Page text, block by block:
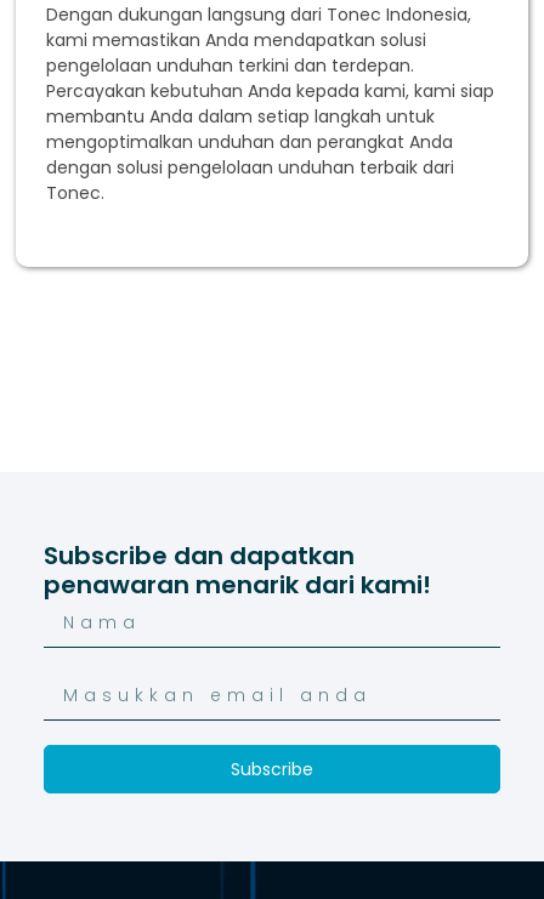
Dengan dukungan langsung dari Tonec Indonesia,
kami memastikan Anda mendapatkan solusi
pengelolaan unduhan terkini dan terdepan.
Percayakan kebutuhan Anda kepada kami, kami siap
membantu Anda dalam setiap langkah untuk
mengoptimalkan unduhan dan perangkat Anda
dengan solusi pengelolaan unduhan terbaik dari
Tonec.
Subscribe dan dapatkan
penawaran menarik dari kami!
Subscribe